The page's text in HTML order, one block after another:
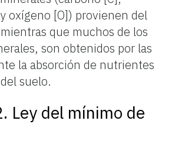
oxígeno [O]) provienen del
que muchos de los
son obtenidos por las
la absorción de nutrientes
suelo.
Ley del mínimo de